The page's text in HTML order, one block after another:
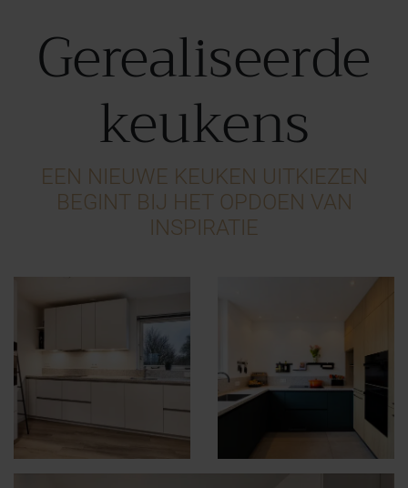
Gerealiseerde
keukens
EEN NIEUWE KEUKEN UITKIEZEN
BEGINT BIJ HET OPDOEN VAN
INSPIRATIE